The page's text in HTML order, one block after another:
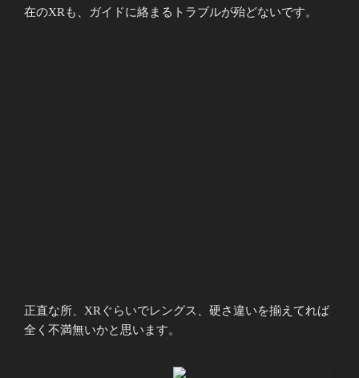
在のXRも、ガイドに絡まるトラブルが殆どないです。
正直な所、XRぐらいでレングス、硬さ違いを揃えてれば
全く不満無いかと思います。